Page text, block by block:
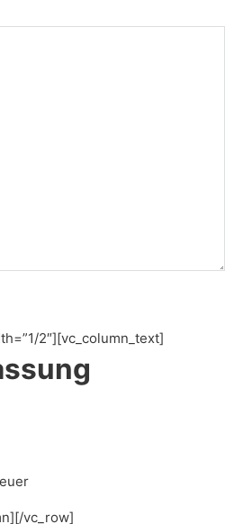
2″][vc_column_text]
vc_row]